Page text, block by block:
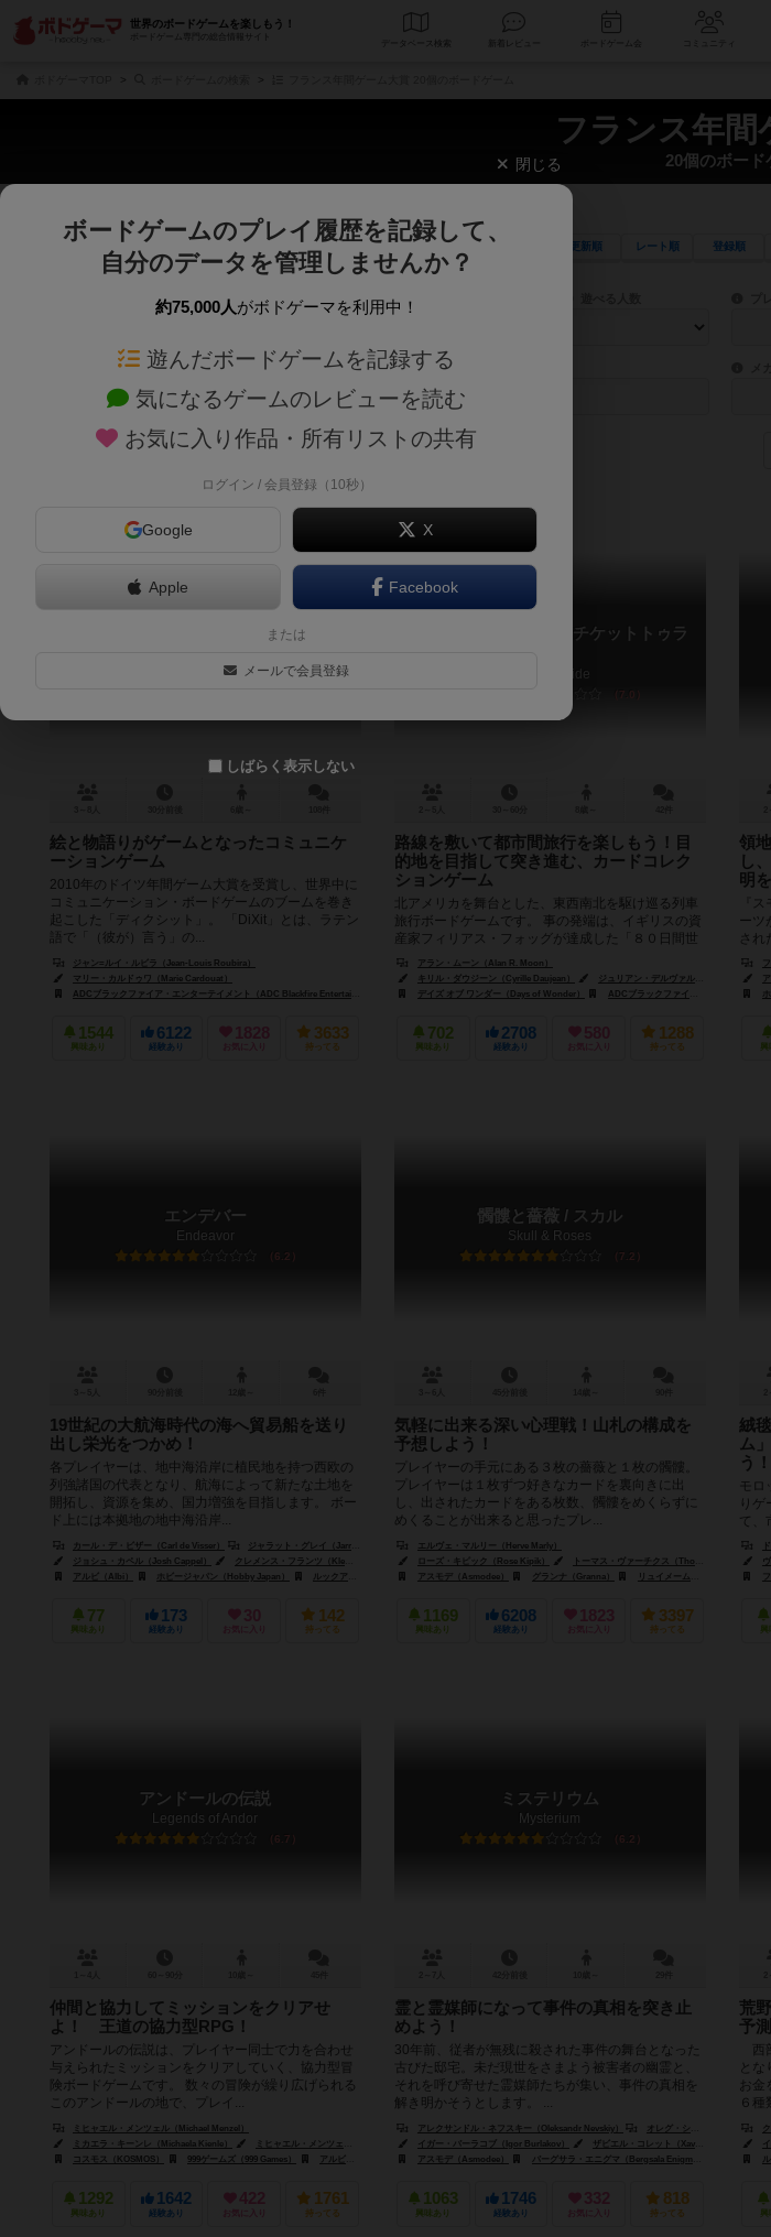
世界のボードゲームを楽しもう！
ボードゲーム専門の総合情報サイト
データベース
フランス年間
20個のボード
じっくり表示 更新順 レート順 登録順
商品名、商品説明文、デザイナー名、テーマ名、メカニクス名を対象にフリーワード検索ができます。
ゲームデザイナー名を指定して検索できます。
ゲームデザイナー 目
対象年齢を指定します。 世界観や登場人物などモチーフ・ストーリーを指定することがで
テーマ/フレーバー ゲ
7.1
絵と物語りがゲームとなったコミュニケ
ーションゲーム
2010年のドイツ年間ゲーム大賞を受賞し、世界中に
コミュニケーション・ボードゲームのブームを巻き
起こした「ディクシット」。 「DiXit」とは、ラテン
語で「（彼が）言う」の...
ジャン=ルイ・ルビラ（Jean-Louis Roubira）
マリー・カルドゥワ（Marie Cardouat）
ADCブラックファイア・エンターテイメント（ADC Blackfire Entertainment）
アスモデ（Asmodee） アステリオン・プレス（Asterion Press）
1544
興味あり
6122
経験あり
1828
お気に入り
3633
持ってる
チケットトゥライド / チケットトゥラ
Ticket to Ride
7.0
路線を敷いて都市間旅行を楽しもう！目
的地を目指して突き進む、カードコレク
ションゲーム
北アメリカを舞台とした、東西南北を駆け巡る列車
旅行ボードゲームです。 事の発端は、イギリスの資
産家フィリアス・フォッグが達成した「８０日間世
界一周」の話。とある学生５人がそ...
アラン・ムーン（Alan R. Moon）
キリル・ダウジーン（Cyrille Daujean）
ジュリアン・デルヴァル（Julien Delval）
デイズ オブ ワンダー（Days of Wonder）
ADCブラックファイア・エンターテイメント（ADC Blackfire Entertainment）
702
興味あり
2708
経験あり
580
お気に入り
1288
持ってる
領
し
明
『
ーツ
さ
発展
興
エンデバー
Endeavor
6.2
19世紀の大航海時代の海へ貿易船を送り
出し栄光をつかめ！
各プレイヤーは、地中海沿岸に植民地を持つ西欧の
列強諸国の代表となり、航海によって新たな土地を
開拓し、資源を集め、国力増強を目指します。 ボー
ド上には本拠地の地中海沿岸...
カール・デ・ビザー（Carl de Visser）
ジャラット・グレイ（Jarratt Gray）
ジョシュ・カペル（Josh Cappel）
クレメンス・フランツ（Klemens Franz）
ハンノ・ガーク（Hanno Girke）
アルビ（Albi）
ホビージャパン（Hobby Japan） ルックアウト ゲームズ（Lookout Games）
77
興味あり
173
経験あり
30
お気に入り
142
持ってる
髑髏と薔薇 / スカル
Skull & Roses
7.2
気軽に出来る深い心理戦！山札の構成を
予想しよう！
プレイヤーの手元にある３枚の薔薇と１枚の髑髏。
プレイヤーは１枚ずつ好きなカードを裏向きに出
し、出されたカードをある枚数、髑髏をめくらずに
めくることが出来ると思ったプレ...
エルヴェ・マルリー（Herve Marly）
ローズ・キピック（Rose Kipik）
トーマス・ヴァーチクス（Thomas Vuarchex）
アスモデ（Asmodee）
グランナ（Granna） リュイメーム（Lui-Meme）
1169
興味あり
6208
経験あり
1823
お気に入り
3397
持ってる
絨
ム
う！
モロ
り
て、
ーの
興
アンドールの伝説
Legends of Andor
6.7
仲間と協力してミッションをクリアせ
よ！ 王道の協力型RPG！
アンドールの伝説は、プレイヤー同士で力を合わせ
与えられたミッションをクリアしていく、協力型冒
険ボードゲームです。 数々の冒険が繰り広げられる
このアンドールの地で、プレイ...
ミヒャエル・メンツェル（Michael Menzel）
ミカエラ・キーンレ（Michaela Kienle）
ミヒャエル・メンツェル（Michael Menzel）
コスモス（KOSMOS）
999ゲームズ（999 Games） アルビ（Albi）
1292
興味あり
1642
経験あり
422
お気に入り
1761
持ってる
ミステリウム
Mysterium
6.2
霊と霊媒師になって事件の真相を突き止
めよう！
30年前、従者が無残に殺された事件の舞台となった
古びた邸宅。未だ現世をさまよう被害者の幽霊と、
それを呼び寄せた霊媒師たちが集い、事件の真相を
解き明かそうとします。 ...
アレクサンドル・ネフスキー（Oleksandr Nevskiy）
オレグ・シドレンコ（Oleg Sidorenko）
イガー・バーラコブ（Igor Burlakov）
ザビエル・コレット（Xavier Collette）
アスモデ（Asmodee）
バーグサラ・エニグマ（Bergsala Enigma） エスデヴ
1063
興味あり
1746
経験あり
332
お気に入り
818
持ってる
荒
予
西
とな
お金
６種
閉じる
ボードゲームのプレイ履歴を記録して、
自分のデータを管理しませんか？
約75,000人がボドゲーマを利用中！
遊んだボードゲームを記録する
気になるゲームのレビューを読む
お気に入り作品・所有リストの共有
ログイン / 会員登録（10秒）
Google X
Apple Facebook
または
メールで会員登録
しばらく表示しない